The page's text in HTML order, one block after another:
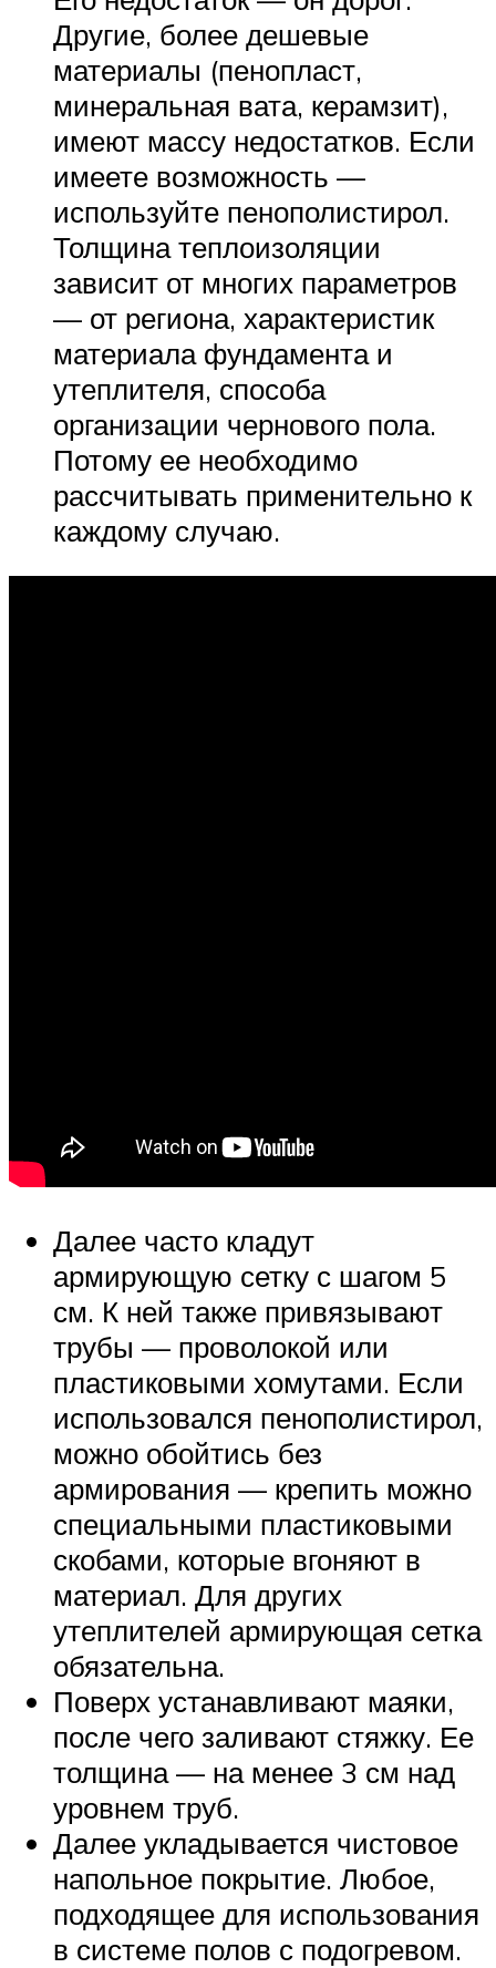
Другие, более дешевые
материалы (пенопласт,
минеральная вата, керамзит),
имеют массу недостатков. Если
имеете возможность —
используйте пенополистирол.
Толщина теплоизоляции
зависит от многих параметров
— от региона, характеристик
материала фундамента и
утеплителя, способа
организации чернового пола.
Потому ее необходимо
рассчитывать применительно к
каждому случаю.
Далее часто кладут
армирующую сетку с шагом 5
см. К ней также привязывают
трубы — проволокой или
пластиковыми хомутами. Если
использовался пенополистирол,
можно обойтись без
армирования — крепить можно
специальными пластиковыми
скобами, которые вгоняют в
материал. Для других
утеплителей армирующая сетка
обязательна.
Поверх устанавливают маяки,
после чего заливают стяжку. Ее
толщина — на менее 3 см над
уровнем труб.
Далее укладывается чистовое
напольное покрытие. Любое,
подходящее для использования
в системе полов с подогревом.